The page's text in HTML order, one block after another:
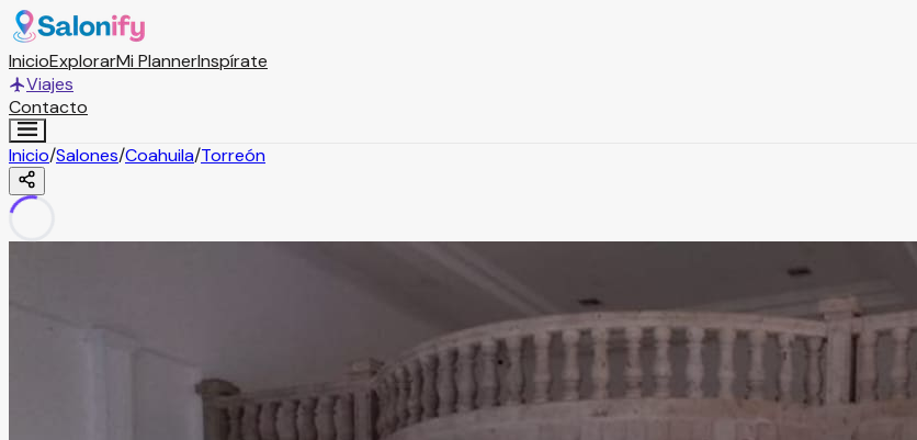
InicioExplorarMi PlannerInspírate
Viajes
Contacto
Inicio/Salones/Coahuila/Torreón